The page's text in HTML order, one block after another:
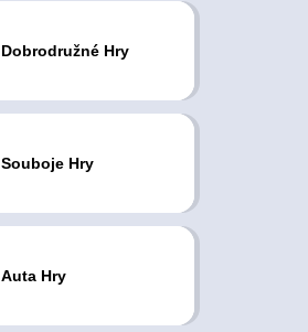
Dobrodružné Hry
Souboje Hry
Auta Hry